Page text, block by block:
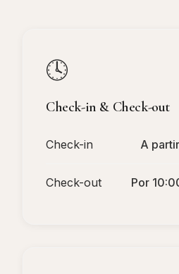
🕓
Check-in & Check-out
Check-in A
Check-out Por